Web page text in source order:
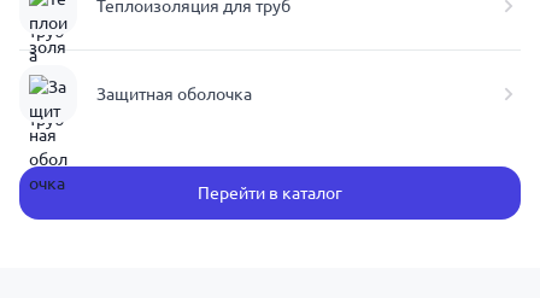
Теплоизоляция для труб
Защитная оболочка
Перейти в каталог